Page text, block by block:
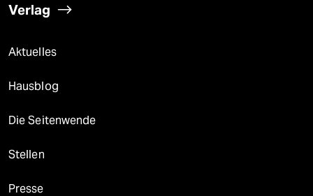
Verlag
Aktuelles
Hausblog
Die Seitenwende
Stellen
Presse